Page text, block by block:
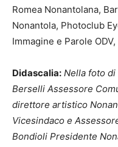
Romea Nonantolana,
Nonantola, Photoclub
Immagine e Parole
Didascalia: Nella foto
Berselli Assessore
direttore artistico
Vicesindaco e
Bondioli Presidente